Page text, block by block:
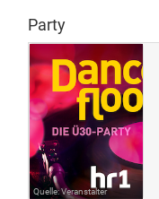
Party
Quelle: Veranstalter